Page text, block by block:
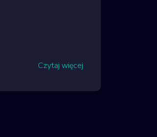
Czytaj więcej